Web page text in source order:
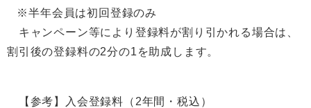
※半年会員は初回登録のみ
キャンペーン等により登録料が割り引かれる場合は、
割引後の登録料の2分の1を助成します。
【参考】入会登録料（2年間・税込）